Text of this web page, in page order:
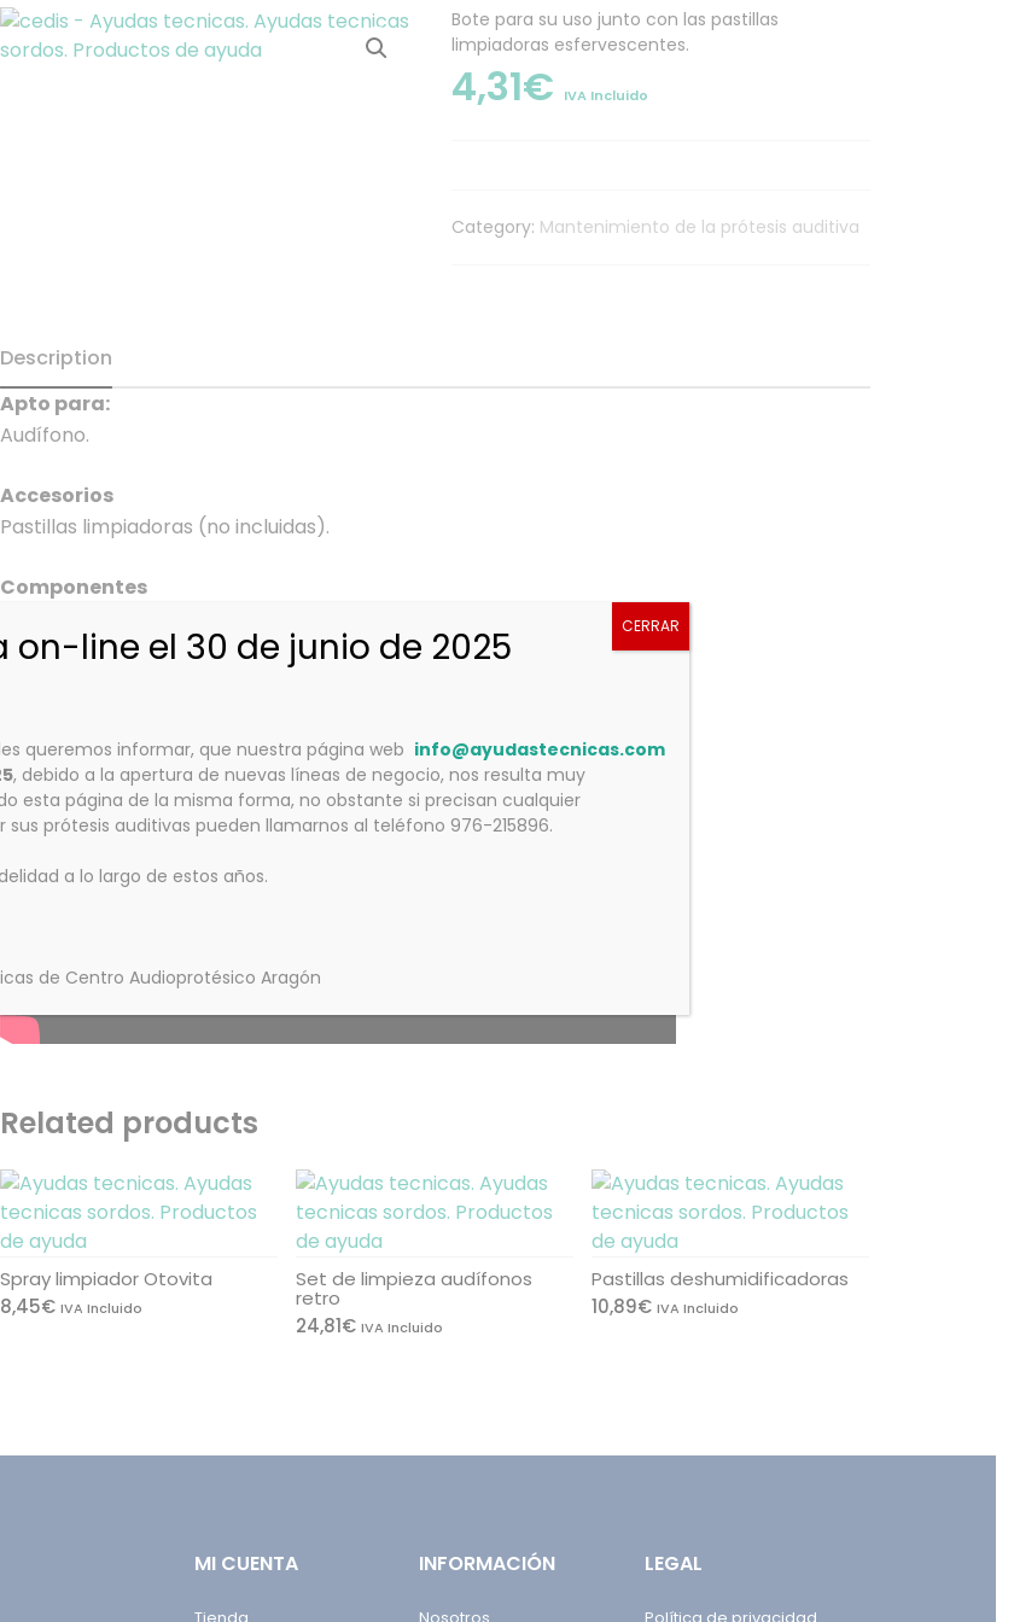
Bote para su uso junto con las pastillas
limpiadoras esfervescentes.
4,31€ IVA Incluido
Category: Mantenimiento de la prótesis auditiva
Description
Apto para:
Audífono.
Accesorios
Pastillas limpiadoras (no incluidas).
Componentes
Related products
Spray limpiador Otovita
8,45€ IVA Incluido
Set de limpieza audífonos
retro
24,81€ IVA Incluido
Pastillas deshumidificadoras
10,89€ IVA Incluido
MI CUENTA INFORMACIÓN LEGAL
on-line el 30 de junio de 2025
queremos informar, que nuestra página web info@ayudastecnicas.com
, debido a la apertura de nuevas líneas de negocio, nos resulta muy
esta página de la misma forma, no obstante si precisan cualquier
prótesis auditivas pueden llamarnos al teléfono 976-215896.
a lo largo de estos años.
de Centro Audioprotésico Aragón
CERRAR